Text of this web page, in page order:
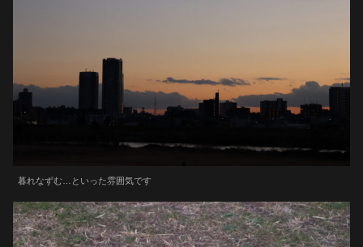
暮れなずむ…といった雰囲気です